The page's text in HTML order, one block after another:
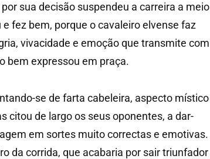
sua decisão suspendeu a carreira a meio
fez bem, porque o cavaleiro elvense faz
vivacidade e emoção que transmite com
bem expressou em praça.
se de farta cabeleira, aspecto místico
citou de largo os seus oponentes, a dar-
em sortes muito correctas e emotivas.
da corrida, que acabaria por sair triunfador